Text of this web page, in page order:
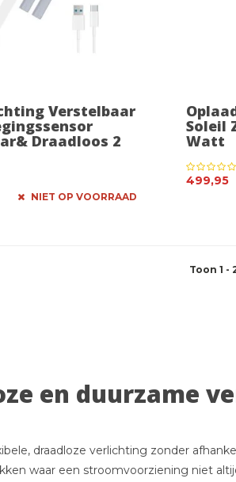
Verstelbaar
Draadloos 2
NIET OP VOORRAAD
Soleil
Watt
499,95
Toon 1 -
en duurzame
draadloze verlichting zonder
waar een stroomvoorziening niet